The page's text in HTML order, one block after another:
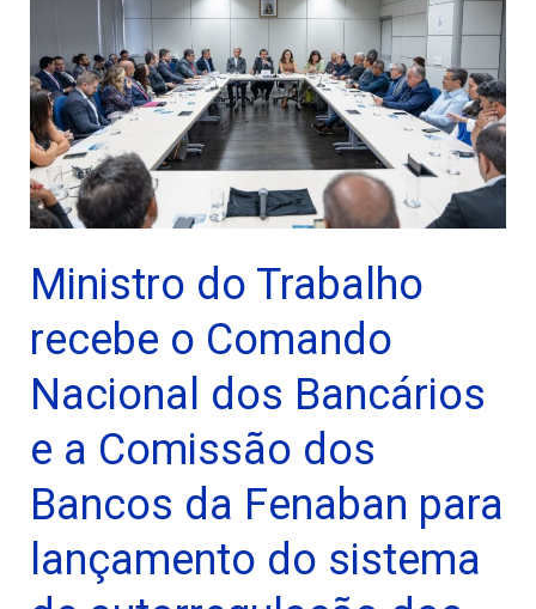
Ministro do Trabalho
recebe o Comando
Nacional dos Bancários
e a Comissão dos
Bancos da Fenaban para
lançamento do sistema